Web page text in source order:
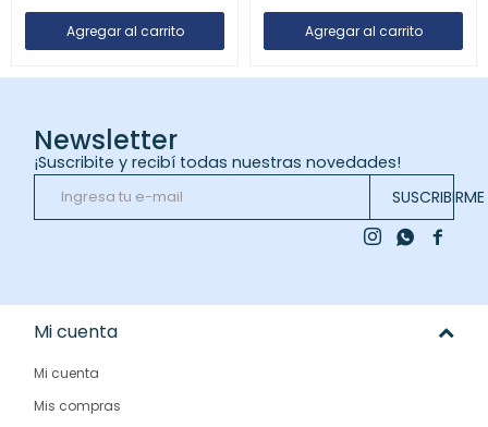
Newsletter
¡Suscribite y recibí todas nuestras novedades!
SUSCRIBIRME

 
Mi cuenta
Mi cuenta
Mis compras